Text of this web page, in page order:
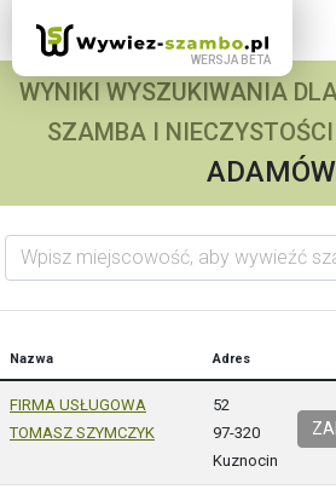
WYNIKI WYSZUKIWANIA
SZAMBA I
ADAMÓW
Wpisz miejscowość, aby wywieźć szambo
Nazwa Adres
FIRMA USŁUGOWA
TOMASZ SZYMCZYK
52
97-320
Kuznocin